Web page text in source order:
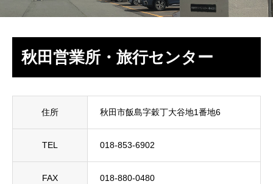
秋田営業所・旅行センター
住所 秋田市飯島字穀丁大谷地1番地6
TEL 018-853-6902
FAX 018-880-0480